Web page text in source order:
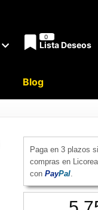
0
Lista Deseos
Blog
Paga en 3 plazos
compras en
con PayPal.